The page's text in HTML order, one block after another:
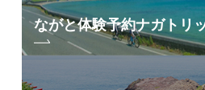
ながと体験予約ナガトリ